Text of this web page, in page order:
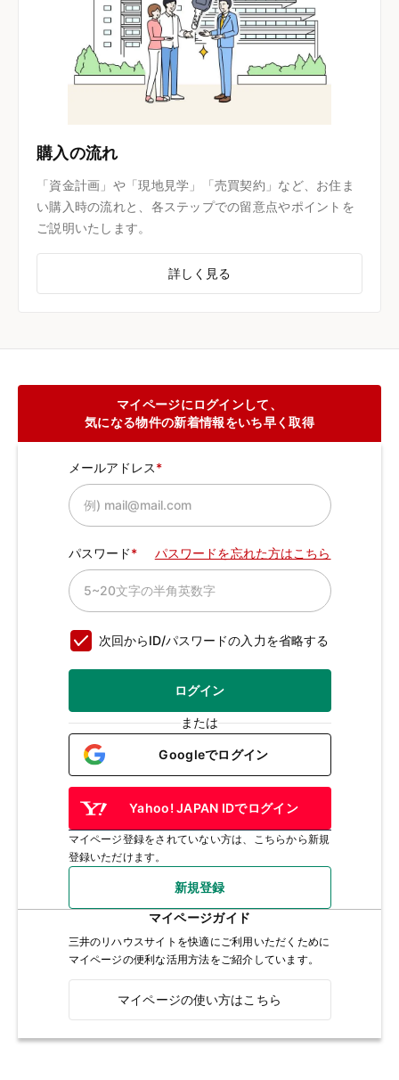
購入の流れ
「資金計画」や「現地見学」「売買契約」など、お住ま
い購入時の流れと、各ステップでの留意点やポイントを
ご説明いたします。
詳しく見る
マイページにログインして、
気になる物件の新着情報をいち早く取得
メールアドレス
パスワード パスワードを忘れた方はこちら
次回からID/パスワードの入力を省略する
ログイン
または
Googleでログイン
Yahoo! JAPAN IDでログイン
マイページ登録をされていない方は、こちらから新規
登録いただけます。
新規登録
マイページガイド
三井のリハウスサイトを快適にご利用いただくために
マイページの便利な活用方法をご紹介しています。
マイページの使い方はこちら